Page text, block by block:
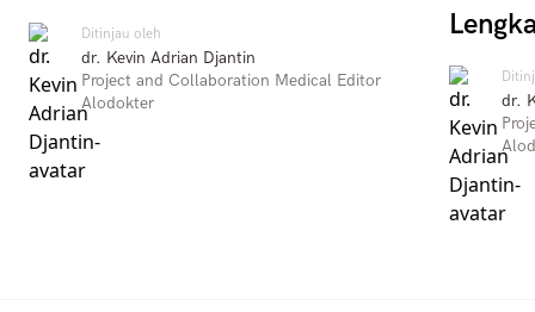
Ditinjau oleh
dr. Kevin Adrian Djantin
Project and Collaboration Medical Editor
Alodokter
dr.